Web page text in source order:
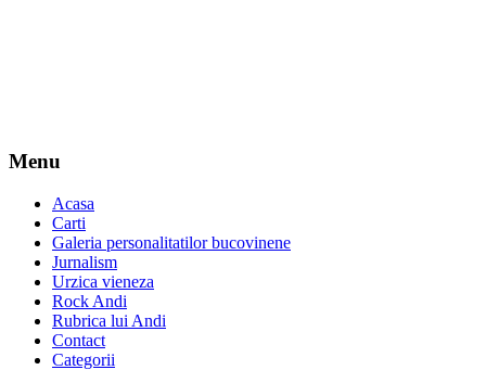
Menu
Acasa
Carti
Galeria personalitatilor bucovinene
Jurnalism
Urzica vieneza
Rock Andi
Rubrica lui Andi
Contact
Categorii